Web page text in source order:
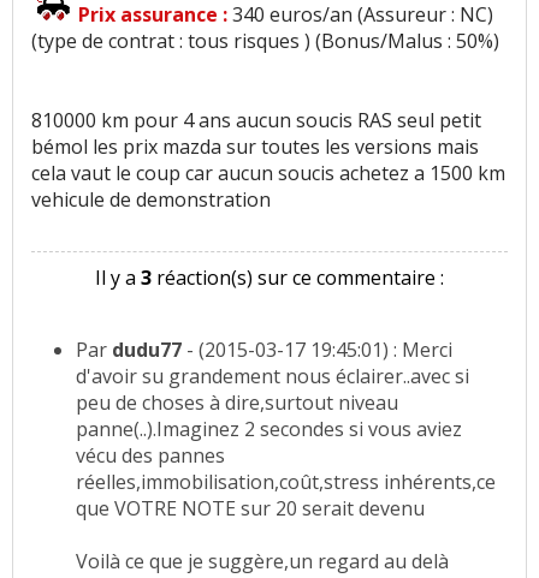
Prix assurance :340 euros/an (Assureur : NC)
(type de contrat : tous risques ) (Bonus/Malus : 50%)
810000 km pour 4 ans aucun soucis RAS seul petit
bémol les prix mazda sur toutes les versions mais
cela vaut le coup car aucun soucis achetez a 1500 km
vehicule de demonstration
Il y a3 réaction(s) sur ce commentaire :
Par dudu77 - (2015-03-17 19:45:01) : Merci
d'avoir su grandement nous éclairer..avec si
peu de choses à dire,surtout niveau
panne(..).Imaginez 2 secondes si vous aviez
vécu des pannes
réelles,immobilisation,coût,stress inhérents,ce
que VOTRE NOTE sur 20 serait devenu
Voilà ce que je suggère,un regard au delà